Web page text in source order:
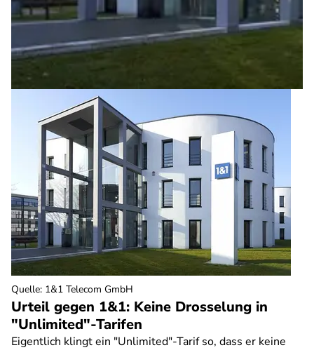
Urteil gegen 1&1: Keine Drosselung in
"Unlimited"-Tarifen
Eigentlich klingt ein "Unlimited"-Tarif so, dass er keine
Quelle: 1&1 Telecom GmbH